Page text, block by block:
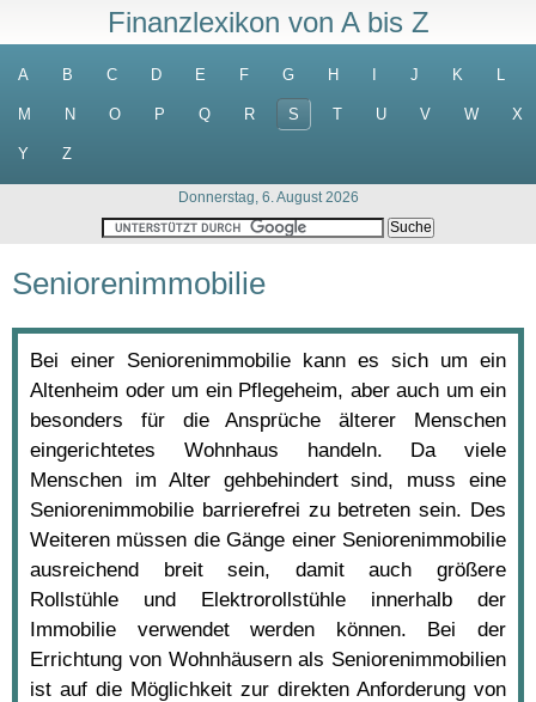
Finanzlexikon von A bis Z
A B C D E F G H J K L
M N O P Q R S T U V W X
Y Z
Donnerstag, 6. August 2026
Seniorenimmobilie
Bei einer Seniorenimmobilie kann es sich um ein
Altenheim oder um ein Pflegeheim, aber auch um ein
besonders für die Ansprüche älterer Menschen
eingerichtetes Wohnhaus handeln. Da viele
Menschen im Alter gehbehindert sind, muss eine
Seniorenimmobilie barrierefrei zu betreten sein. Des
Weiteren müssen die Gänge einer Seniorenimmobilie
ausreichend breit sein, damit auch größere
Rollstühle und Elektrorollstühle innerhalb der
Immobilie verwendet werden können. Bei der
Errichtung von Wohnhäusern als Seniorenimmobilien
ist auf die Möglichkeit zur direkten Anforderung von